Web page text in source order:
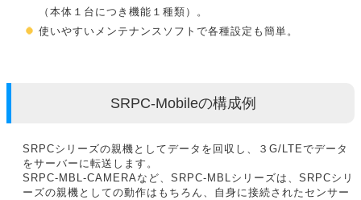
（本体１台につき機能１種類）。
使いやすいメンテナンスソフトで各種設定も簡単。
SRPC-Mobileの構成例
SRPCシリーズの親機としてデータを回収し、３G/LTEでデータ
をサーバーに転送します。
SRPC-MBL-CAMERAなど、SRPC-MBLシリーズは、SRPCシリ
ーズの親機としての動作はもちろん、自身に接続されたセンサー